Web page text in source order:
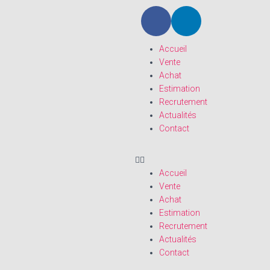
Accueil
Vente
Achat
Estimation
Recrutement
Actualités
Contact
Accueil
Vente
Achat
Estimation
Recrutement
Actualités
Contact